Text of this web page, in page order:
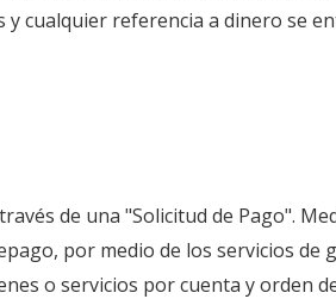
cualquier referencia a dinero se
de una "Solicitud de Pago".
por medio de los servicios de
o servicios por cuenta y orden